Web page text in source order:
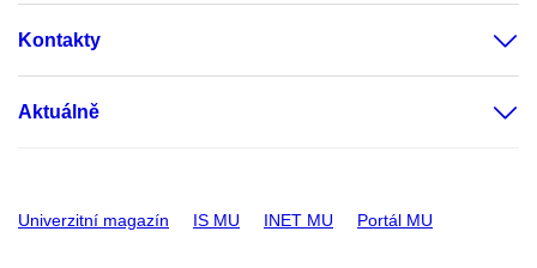
Kontakty
Aktuálně
Univerzitní magazín IS MU INET MU Portál MU